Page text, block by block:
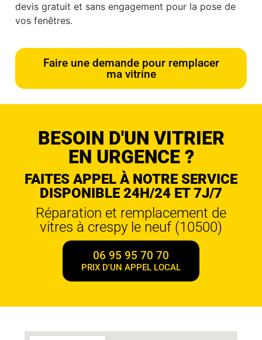
devis gratuit et sans engagement pour la pose de
vos fenêtres.
Faire une demande pour remplacer
ma vitrine
BESOIN D'UN VITRIER
EN URGENCE ?
FAITES APPEL À NOTRE SERVICE
DISPONIBLE 24H/24 ET 7J/7
Réparation et remplacement de
vitres à crespy le neuf (10500)
06 95 95 70 70
PRIX D'UN APPEL LOCAL